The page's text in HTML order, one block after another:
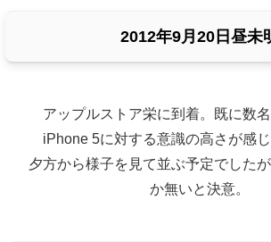
2012年9月20日昼未
アップルストア栄に到着。既に数名
iPhone 5に対する意識の高さが感じ
夕方から様子を見て並ぶ予定でした
か無いと決意。